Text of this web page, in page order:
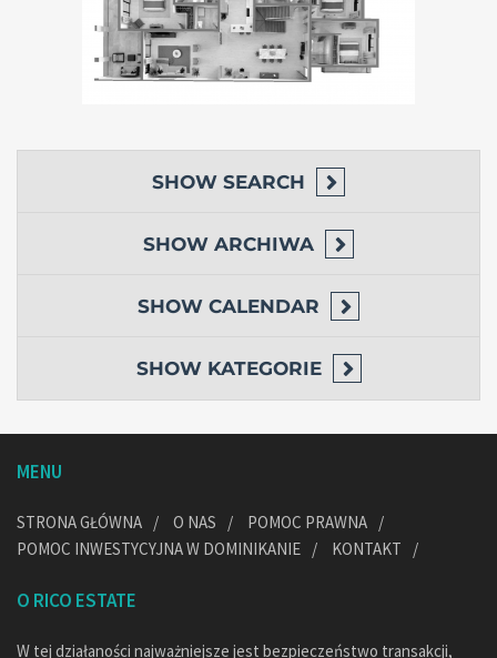
SHOW SEARCH
SHOW ARCHIWA
SHOW CALENDAR
SHOW KATEGORIE
MENU
STRONA GŁÓWNA O NAS
POMOC PRAWNA
POMOC INWESTYCYJNA W DOMINIKANIE
KONTAKT
O RICO ESTATE
W tej działaności najważniejsze jest bezpieczeństwo transakcji,